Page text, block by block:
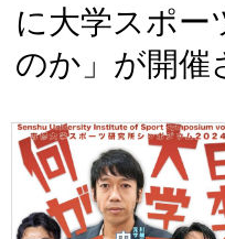
に大学スポー
のか」が開催